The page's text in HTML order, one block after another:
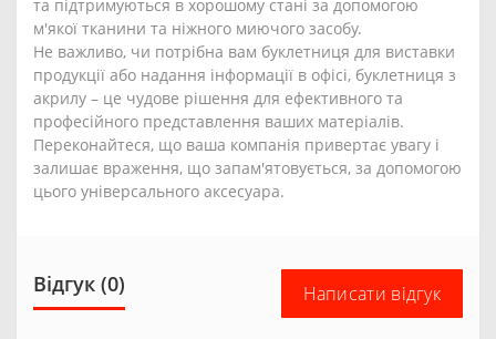
та підтримуються в хорошому стані за допомогою
м'якої тканини та ніжного миючого засобу.
Не важливо, чи потрібна вам буклетниця для виставки
продукції або надання інформації в офісі, буклетниця з
акрилу – це чудове рішення для ефективного та
професійного представлення ваших матеріалів.
Переконайтеся, що ваша компанія привертає увагу і
залишає враження, що запам'ятовується, за допомогою
цього універсального аксесуара.
Відгук (0) Написати відгук